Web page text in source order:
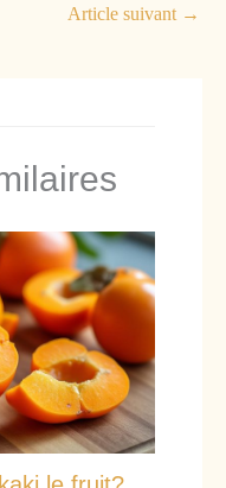
Article suivant →